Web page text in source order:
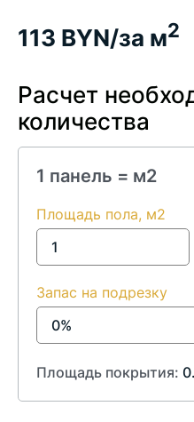
113 BYN/за м2
Расчет
количества
1 панель = м2
Площадь пола, м2
Запас на подрезку
Площадь покрытия: